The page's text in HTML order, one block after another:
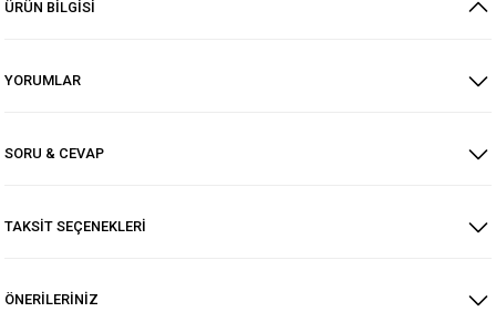
ÜRÜN BİLGİSİ
YORUMLAR
SORU & CEVAP
TAKSİT SEÇENEKLERİ
ÖNERİLERİNİZ